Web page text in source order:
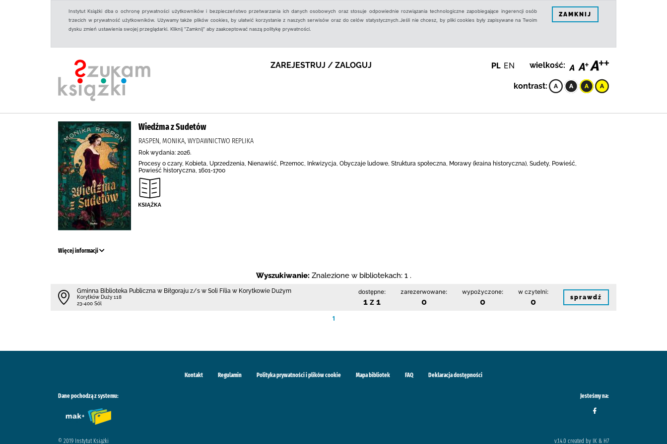
Instytut Książki dba o ochronę prywatności użytkowników i bezpieczeństwo przetwarzania ich danych osobowych oraz stosuje odpowiednie rozwiązania technologiczne zapobiegające ingerencji osób
trzecich w prywatność użytkowników. Używamy także plików cookies, by ułatwić korzystanie z naszych serwisów oraz do celów statystycznych.Jeśli nie chcesz, by pliki cookies były zapisywane na Twoim
dysku zmień ustawienia swojej przeglądarki. Kliknij "Zamknij" aby zaakceptować naszą politykę prywatności.
ZAMKNIJ
ZAREJESTRUJ / ZALOGUJ PL EN wielkość:
kontrast:
Wiedźma z Sudetów
RASPEN, MONIKA, WYDAWNICTWO REPLIKA
Rok wydania: 2026.
Procesy o czary, Kobieta, Uprzedzenia, Nienawiść, Przemoc, Inkwizycja, Obyczaje ludowe, Struktura społeczna, Morawy (kraina historyczna), Sudety, Powieść,
Powieść historyczna, 1601-1700
Więcej informacji
Wyszukiwanie: Znalezione w bibliotekach: 1 .
Gminna Biblioteka Publiczna w Biłgoraju z/s w Soli Filia w Korytkowie Dużym
Korytków Duży 118
23-400 Sól
dostępne:
1 z 1
zarezerwowane:
0
wypożyczone:
0
w czytelni:
0 sprawdź
1
Kontakt Regulamin Polityka prywatności i plików cookie Mapa bibliotek FAQ Deklaracja dostępności
Dane pochodzą z systemu: Jesteśmy na:
© 2019 Instytut Książki v.1.4.0 created by IK & H7